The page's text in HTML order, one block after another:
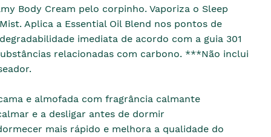
Body Cream pelo corpinho. Vaporiza o Sleep
Aplica a Essential Oil Blend nos pontos de
imediata de acordo com a guia 301
relacionadas com carbono. ***Não inclui
e almofada com fragrância calmante
e a desligar antes de dormir
mais rápido e melhora a qualidade do